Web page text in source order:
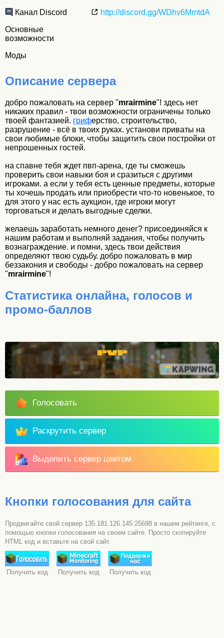
Канал Discord
http://discord.gg/WDhv6MmtdA
Основные
возможности
Моды
Описание сервера
добро пожаловать на сервер "mrairmine"! здесь нет
никаких правил - твои возможности ограничены только
твоей фантазией. гриферство, строительство,
разрушение - всё в твоих руках. установи приваты на
свои любимые блоки, чтобы защитить свои постройки от
непрошенных гостей.
на спавне тебя ждет пвп-арена, где ты сможешь
проверить свои навыки боя и сразиться с другими
игроками. а если у тебя есть ценные предметы, которые
ты хочешь продать или приобрести что-то новенькое, то
для этого у нас есть аукцион, где игроки могут
торговаться и делать выгодные сделки.
желаешь заработать немного денег? присоединяйся к
нашим работам и выполняй задания, чтобы получить
вознаграждение. и помни, здесь твои действия
определяют твою судьбу. добро пожаловать в мир
беззакония и свободы - добро пожаловать на сервер
"mrairmine"!
Статистика онлайна, голосов и
промо-баллов
Голосовать
Раскрутить сервер
Выделить сервер цветом
Кнопки голосования для сайта
Продвигайте свой сервер 135.181.126.145:25698 в нашем рейтинге, с
помощью кнопки голосования на своем сайте. Просто скопируйте
HTML код и вставьте на свой сайт.
Получить код Получить код Получить код